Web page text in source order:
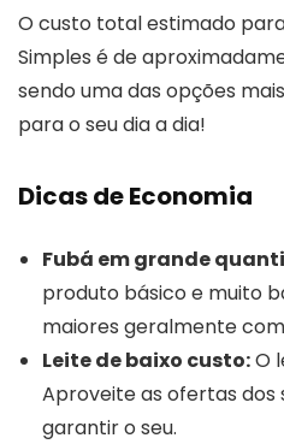
O custo total estimado
Simples é de
sendo uma das opções
para o seu dia a dia!
Dicas de Economia
Fubá em grande
produto básico e muito
maiores geralmente
Leite de baixo custo:O
Aproveite as ofertas
garantir o seu.